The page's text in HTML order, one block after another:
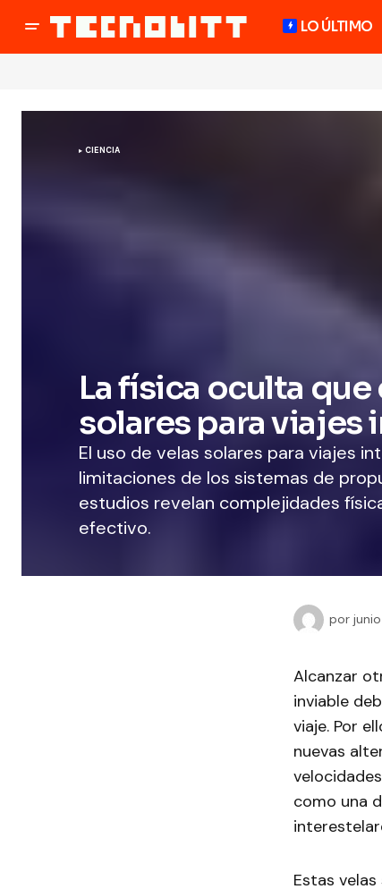
LO ÚLTIMO
CIENCIA
La física oculta
solares para viajes
El uso de velas solares para viajes
limitaciones de los sistemas de
estudios revelan complejidades
efectivo.
por
Alcanzar
inviable
viaje. Por
nuevas
como una
Estas